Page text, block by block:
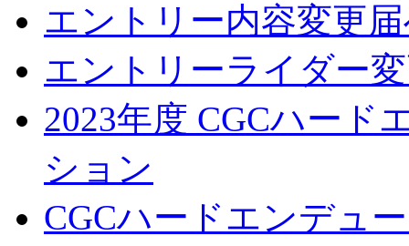
エントリー内容変更
エントリーライダー
2023年度 CGCハード
ション
CGCハードエンデュ